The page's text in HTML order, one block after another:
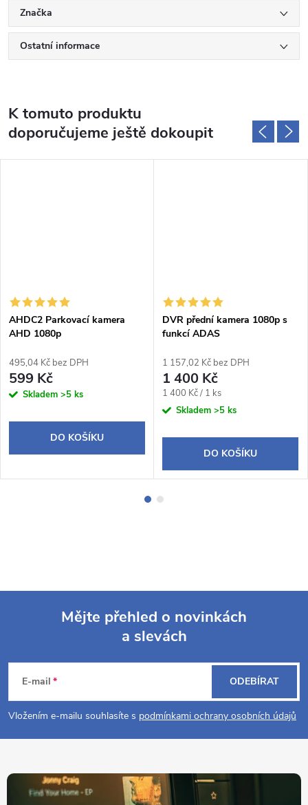
Značka
Ostatní informace
K tomuto produktu
doporučujeme ještě dokoupit
AHDC2 Parkovací kamera
AHD 1080p
495,04 Kč bez DPH
599 Kč
Skladem >5 ks
DO KOŠÍKU
DVR přední kamera 1080p s
funkcí ADAS
1 157,02 Kč bez DPH
1 400 Kč
Měrná
cena:
1 400 Kč / 1 ks
Skladem >5 ks
DO KOŠÍKU
p
a
t
Mějte přehled o novinkách
a slevách
E-mail
Vložením e-mailu souhlasíte s podmínkami ochrany osobních údajů
ODEBÍRAT